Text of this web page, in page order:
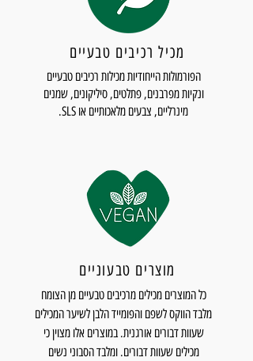
מכיל רכיבים טבעיים
הפורמולות הייחודיות מכילות רכיבים טבעיים
ונקיות מפרבנים, פתלטים, סיליקונים, שמנים
מינרליים, צבעים מלאכותיים או SLS.
מוצרים טבעוניים
כל המוצרים מכילים מרכיבים טבעיים מן הצומח
מלבד הווקס לשפם והפומייד הלבן לשיער המכילים
שעוות דבורים אורגנית. במוצרים אלו מצוין כי
מכילים שעוות דבורים. ומלבד הסבוני נשים